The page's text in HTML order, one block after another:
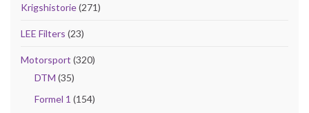
Krigshistorie(271)
LEE Filters (23)
Motorsport (320)
DTM (35)
Formel 1 (154)